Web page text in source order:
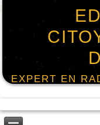
EXPERT EN